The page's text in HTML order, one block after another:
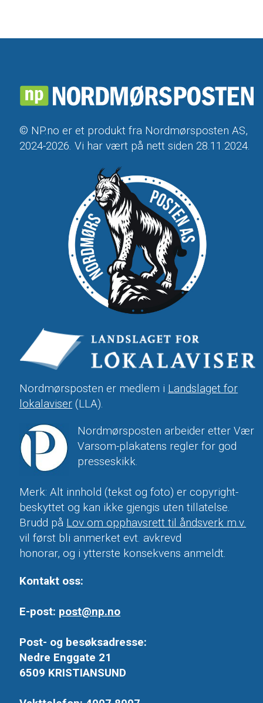
© NP.no er et produkt fra Nordmørsposten AS,
2024-2026. Vi har vært på nett siden 28.11.2024.
Nordmørsposten er medlem i Landslaget for
lokalaviser (LLA).
Nordmørsposten arbeider etter Vær
Varsom-plakatens regler for god
presseskikk.
Merk: Alt innhold (tekst og foto) er copyright-
beskyttet og kan ikke gjengis uten tillatelse.
Brudd på Lov om opphavsrett til åndsverk m.v.
vil først bli anmerket evt. avkrevd
honorar, og i ytterste konsekvens anmeldt.
Kontakt oss:
E-post: post@np.no
Post- og besøksadresse:
Nedre Enggate 21
6509 KRISTIANSUND